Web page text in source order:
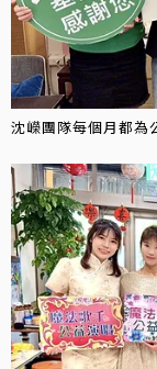
沈嶸團隊每個月都為